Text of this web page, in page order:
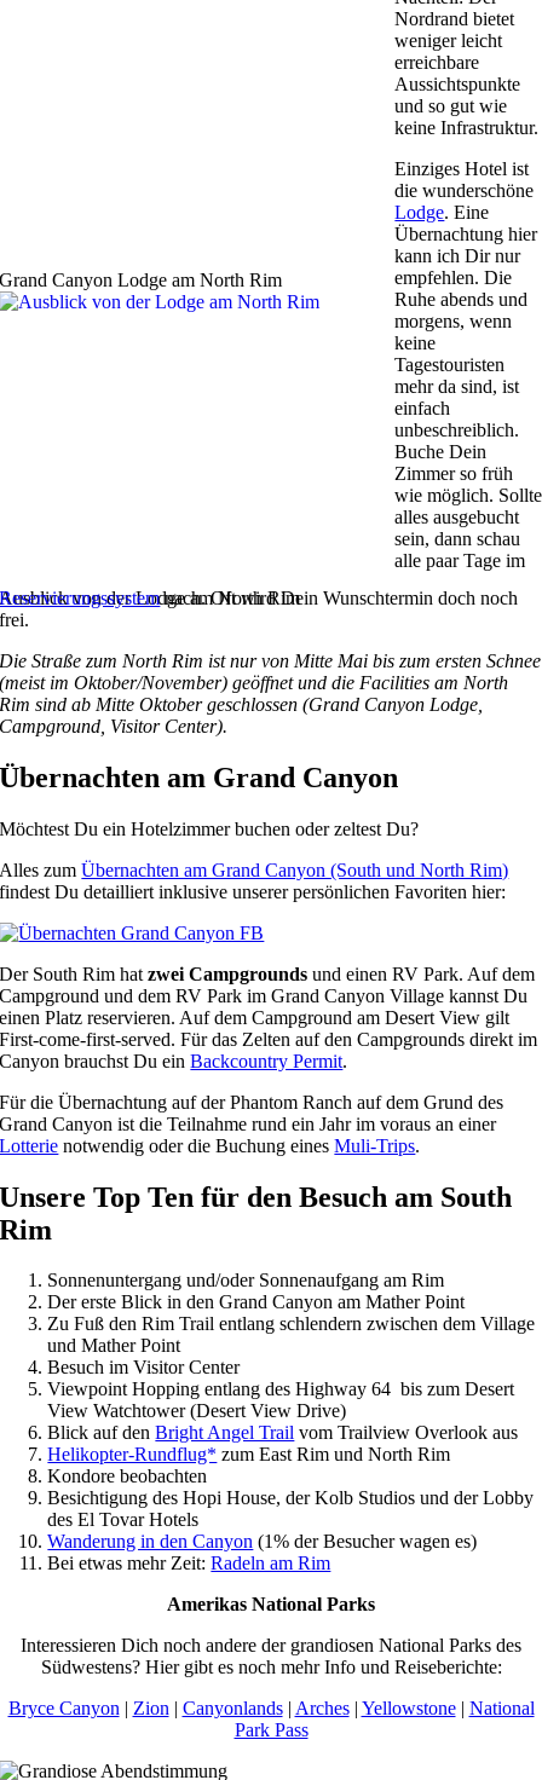
Grand Canyon Lodge am North Rim
Ausblick von der Lodge am North Rim
Nordrand bietet
weniger leicht
erreichbare
Aussichtspunkte
und so gut wie
keine Infrastruktur.
Einziges Hotel ist
die wunderschöne
Lodge. Eine
Übernachtung hier
kann ich Dir nur
empfehlen. Die
Ruhe abends und
morgens, wenn
keine
Tagestouristen
mehr da sind, ist
einfach
unbeschreiblich.
Buche Dein
Zimmer so früh
wie möglich. Sollte
alles ausgebucht
sein, dann schau
alle paar Tage im
Reservierungssystemnach. Oft wird Dein Wunschtermin doch noch
frei.
Die Straße zum North Rim ist nur von Mitte Mai bis zum ersten Schnee
(meist im Oktober/November) geöffnet und die Facilities am North
Rim sind ab Mitte Oktober geschlossen (Grand Canyon Lodge,
Campground, Visitor Center).
Übernachten am Grand Canyon
Möchtest Du ein Hotelzimmer buchen oder zeltest Du?
Alles zumÜbernachten am Grand Canyon (South und North Rim)
findest Du detailliert inklusive unserer persönlichen Favoriten hier:
Der South Rim hatzwei Campgrounds und einen RV Park. Auf dem
Campground und dem RV Park im Grand Canyon Village kannst Du
einen Platz reservieren. Auf dem Campground am Desert View gilt
First-come-first-served. Für das Zelten auf den Campgrounds direkt im
Canyon brauchst Du einBackcountry Permit.
Für die Übernachtung auf der Phantom Ranch auf dem Grund des
Grand Canyon ist die Teilnahme rund ein Jahr im voraus an einer
Lotterie notwendig oder die Buchung einesMuli-Trips.
Unsere Top Ten für den Besuch am South
Rim
Sonnenuntergang und/oder Sonnenaufgang am Rim
Der erste Blick in den Grand Canyon am Mather Point
Zu Fuß den Rim Trail entlang schlendern zwischen dem Village
und Mather Point
Besuch im Visitor Center
Viewpoint Hopping entlang des Highway 64 bis zum Desert
View Watchtower (Desert View Drive)
Blick auf denBright Angel Trail vom Trailview Overlook aus
Helikopter-Rundflug* zum East Rim und North Rim
Kondore beobachten
Besichtigung des Hopi House, der Kolb Studios und der Lobby
des El Tovar Hotels
Wanderung in den Canyon (1% der Besucher wagen es)
Bei etwas mehr Zeit:Radeln am Rim
Amerikas National Parks
Interessieren Dich noch andere der grandiosen National Parks des
Südwestens? Hier gibt es noch mehr Info und Reiseberichte:
Bryce Canyon| Zion| Canyonlands| Arches| Yellowstone| National
Park Pass